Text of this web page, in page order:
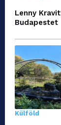
Lenny
Budapestet
Külföld